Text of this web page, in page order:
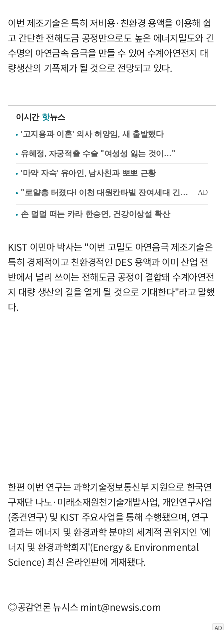
이번 제조기술은 특히 저비용·친환경 용액을 이용해 쉽
고 간단한 전해도금 공정만으로도 높은 에너지밀도와 긴
수명의 아연금속 음극을 만들 수 있어 수계아연전지 대
량생산의 기폭제가 될 것으로 전망되고 있다.
이시간 핫뉴스
'고지용과 이혼' 의사 허양임, 새 출발했다
유혜정, 자궁적출 수술 "여성성 잃는 것이…"
'마약 자숙' 유아인, 남사친과 뽀뽀 근황
손 덜덜 떠는 카라 한승연, 건강이상설 확산
KIST 이민아 박사는 "이번 고밀도 아연음극 제조기술은
특히 경제적이고 친환경적인 DES 용액과 이미 산업 전
반에서 널리 쓰이는 전해도금 공정이 결합돼 수계아연전
지 대량 생산의 길을 열게 될 것으로 기대한다"라고 말했
다.
한편 이번 연구는 과학기술정보통신부 지원으로 한국연
구재단 나노·미래소재원천기술개발사업, 개인연구사업
(중견연구) 및 KIST 주요사업을 통해 수행됐으며, 연구
결과는 에너지 및 환경과학 분야의 세계적 권위지인 '에
너지 및 환경과학회지'(Energy & Environmental
Science) 최신 온라인판에 게재됐다.
◎공감언론 뉴시스mint@newsis.com